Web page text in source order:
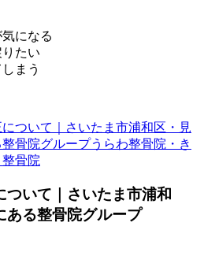
になる
たい
まう
ついて｜さいたま市浦和区・見
骨院グループうらわ整骨院・き
骨院
ついて｜さいたま市浦和
ある整骨院グループ